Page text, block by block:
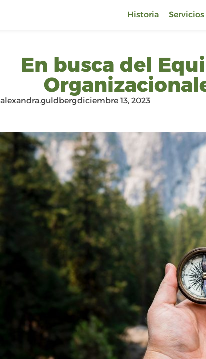
Historia
En busca del
alexandra.guldbergdiciembre 13, 2023